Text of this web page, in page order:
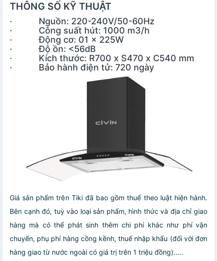
THÔNG SỐ KỸ THUẬT
· Nguồn: 220-240V/50-60Hz
· Công suất hút: 1000 m3/h
· Động cơ: 01 x 225W
· Độ ồn: <56dB
· Kích thước: R700 x S470 x C540 mm
· Bảo hành điện tử: 720 ngày
Giá sản phẩm trên Tiki đã bao gồm thuế theo luật hiện hành.
Bên cạnh đó, tuỳ vào loại sản phẩm, hình thức và địa chỉ giao
hàng mà có thể phát sinh thêm chi phí khác như phí vận
chuyển, phụ phí hàng cồng kềnh, thuế nhập khẩu (đối với đơn
hàng giao từ nước ngoài có giá trị trên 1 triệu đồng).....